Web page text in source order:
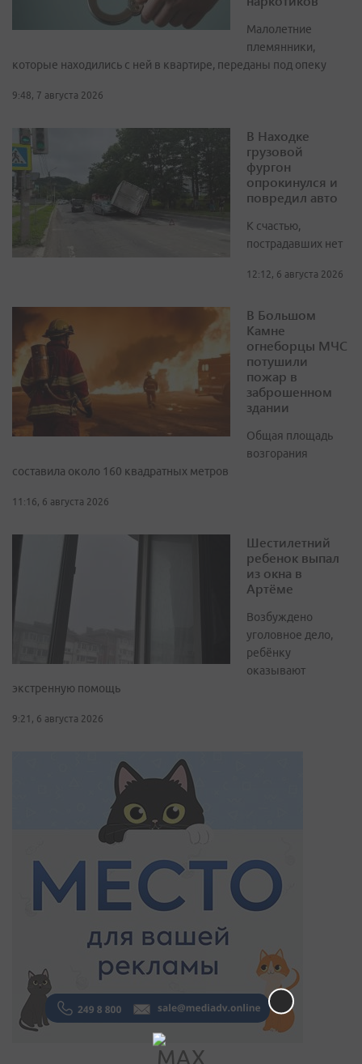
Малолетние
племянники,
которые находились с ней в квартире, переданы под опеку
9:48, 7 августа 2026
В Находке
грузовой
фургон
опрокинулся и
повредил авто
К счастью,
пострадавших нет
12:12, 6 августа 2026
В Большом
Камне
огнеборцы МЧС
потушили
пожар в
заброшенном
здании
Общая площадь
возгорания
составила около 160 квадратных метров
11:16, 6 августа 2026
Шестилетний
ребенок выпал
из окна в
Артёме
Возбуждено
уголовное дело,
ребёнку
оказывают
экстренную помощь
9:21, 6 августа 2026